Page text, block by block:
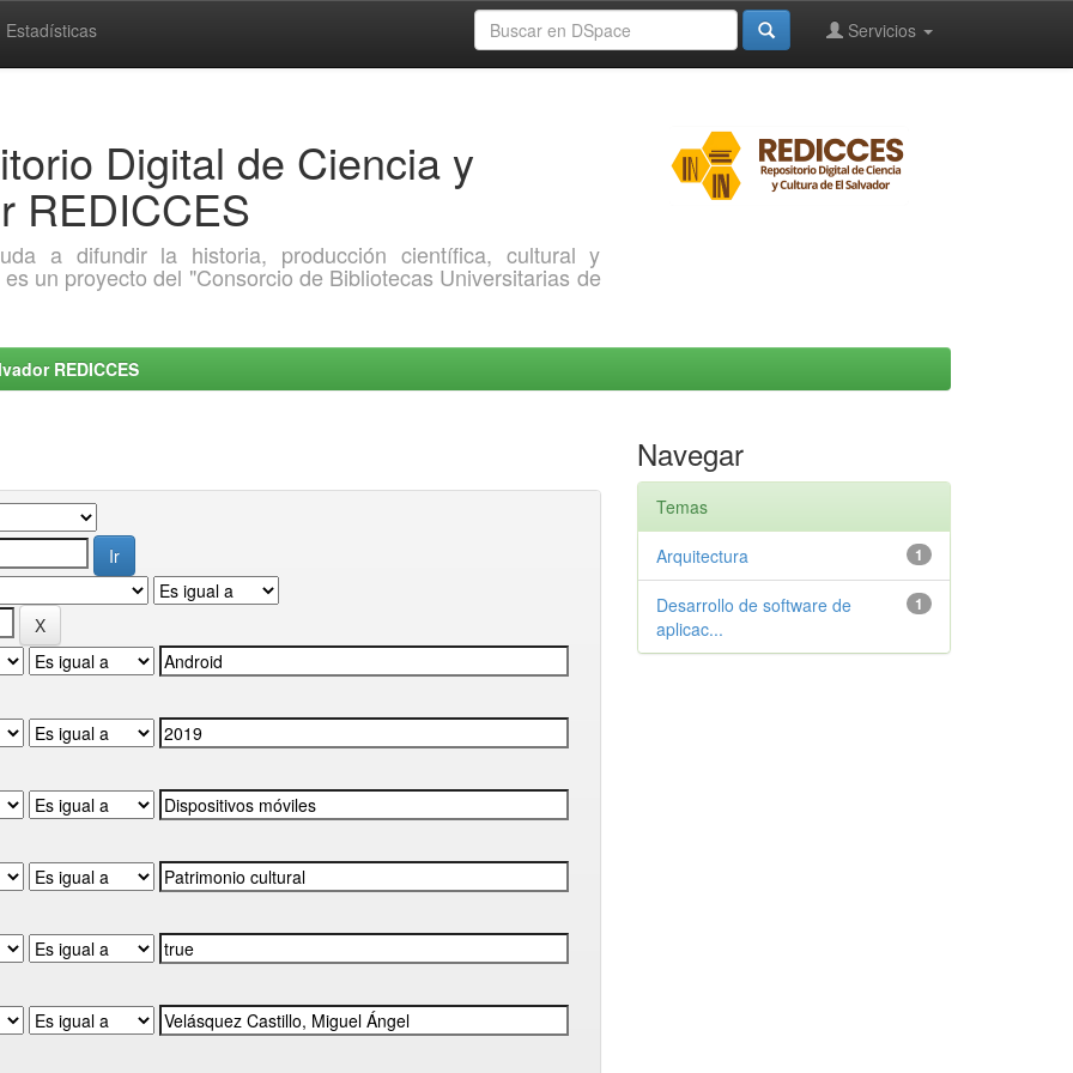
Estadísticas Servicios
Digital de Ciencia y
REDICCES
a difundir la historia, producción científica, cultural y
un proyecto del "Consorcio de Bibliotecas Universitarias de
REDICCES
Navegar
Temas
1
Arquitectura
1
Desarrollo de software de
aplicac...